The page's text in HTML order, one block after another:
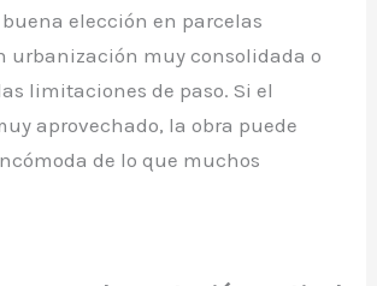
elección en parcelas
urbanización muy consolidada o
limitaciones de paso. Si el
aprovechado, la obra puede
de lo que muchos